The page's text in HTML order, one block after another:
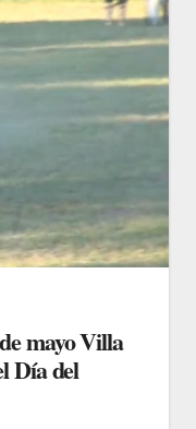
mayo Villa
Día del